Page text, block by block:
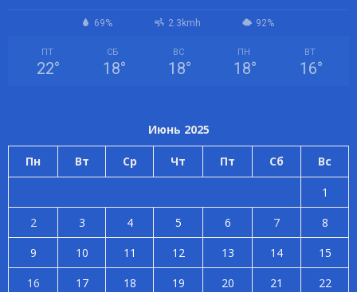
69% 2.3kmh 92%
ПТ
22°
СБ
18°
ВС
18°
ПН
18°
ВТ
16°
Июнь 2025
Пн Вт Ср Чт Пт Сб Вс
1
2
3 4 5 6 7
8
9
10 11 12 13 14
15
16
17 18 19 20 21 22